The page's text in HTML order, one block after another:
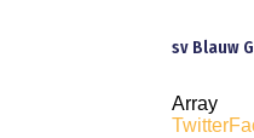
sv Blauw
Array
Twitter